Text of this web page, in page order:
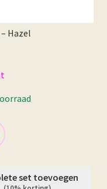
Hazel
set toevoegen